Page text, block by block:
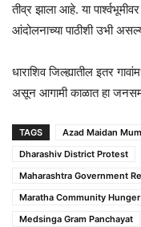
तीव्र झाला आहे. या
आंदोलनाच्या पाठीशी उभी
धाराशिव जिल्ह्यातील इतर
असून आगामी काळात हा
TAGS Azad Maidan
Dharashiv District Protest
Maharashtra Government
Maratha Community
Medsinga Gram Panchayat